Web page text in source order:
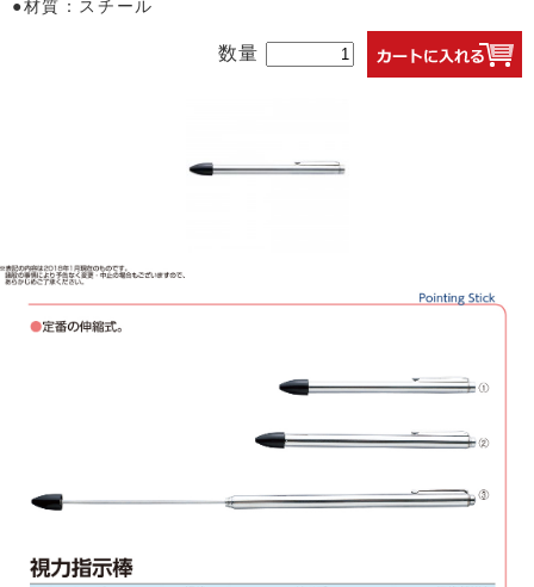
●材質：スチール
数量